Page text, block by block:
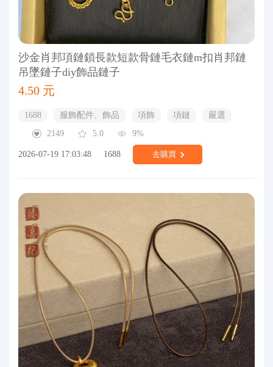
沙金肖邦項鏈鎖長款短款骨鏈毛衣鏈m扣肖邦鏈
吊墜鏈子diy飾品鏈子
4.50 元
1688 服飾配件、飾品 項飾 項鏈
嚴選
2149
5.0 9%
2026-07-19 17:03:48 1688 去購買